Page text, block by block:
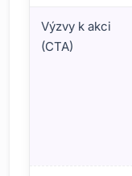
Výzvy k akci
(CTA)